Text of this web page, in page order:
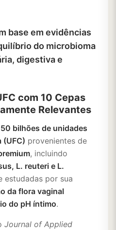
base em evidências
do microbioma
digestiva e
com 10 Cepas
Relevantes
50 bilhões de unidades
(UFC) provenientes de
, incluindo
L. reuteri e L.
estudadas por sua
da flora vaginal
do pH íntimo.
Journal of Applied